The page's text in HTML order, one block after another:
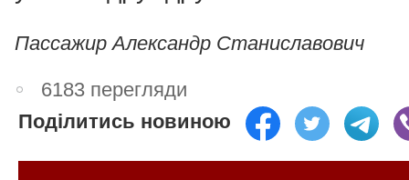
Пассажир Александр Станиславович
6183 перегляди
Поділитись новиною